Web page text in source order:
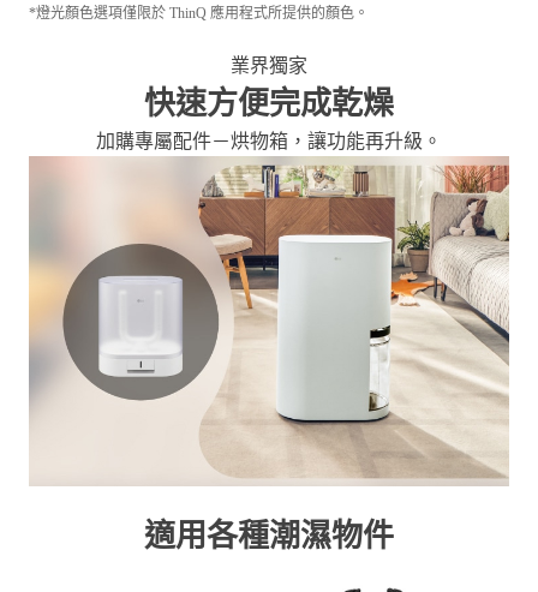
*燈光顏色選項僅限於 ThinQ 應用程式所提供的顏色。
業界獨家
快速方便完成乾燥
加購專屬配件－烘物箱，讓功能再升級。
適用各種潮濕物件